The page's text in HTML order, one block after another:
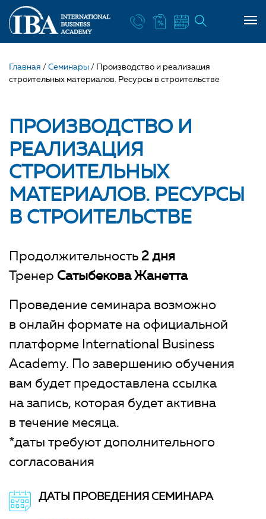
Главная /Семинары / Производство и реализация
строительных материалов. Ресурсы в строительстве
ПРОИЗВОДСТВО И
РЕАЛИЗАЦИЯ
СТРОИТЕЛЬНЫХ
МАТЕРИАЛОВ. РЕСУРСЫ
В СТРОИТЕЛЬСТВЕ
Продолжительность 2 дня
Тренер Сатыбекова Жанетта
Проведение семинара возможно
в онлайн формате на официальной
платформе International Business
Academy. По завершению обучения
вам будет предоставлена ссылка
на запись, которая будет активна
в течение месяца.
*даты требуют дополнительного
согласования
ДАТЫ ПРОВЕДЕНИЯ СЕМИНАРА